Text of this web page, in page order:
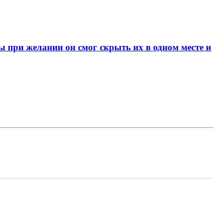
желании он смог скрыть их в одном месте и